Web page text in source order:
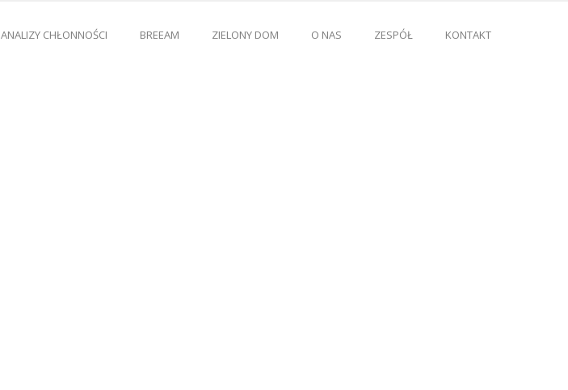
ANALIZY CHŁONNOŚCI BREEAM ZIELONY DOM O NAS ZESPÓŁ KONTAKT